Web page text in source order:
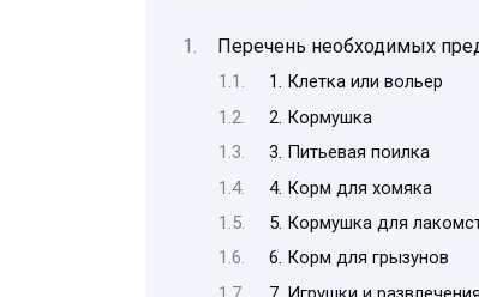
Перечень необходимых
1. Клетка или вольер
2. Кормушка
3. Питьевая поилка
4. Корм для хомяка
5. Кормушка для
6. Корм для грызунов